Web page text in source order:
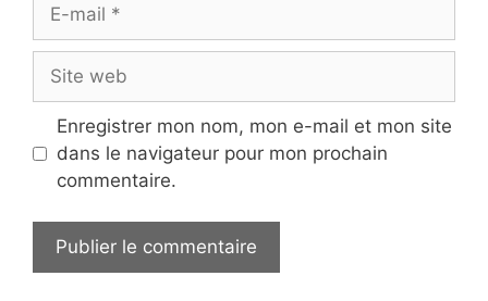
mail
web
Enregistrer mon nom, mon e-mail et mon site
dans le navigateur pour mon prochain
commentaire.